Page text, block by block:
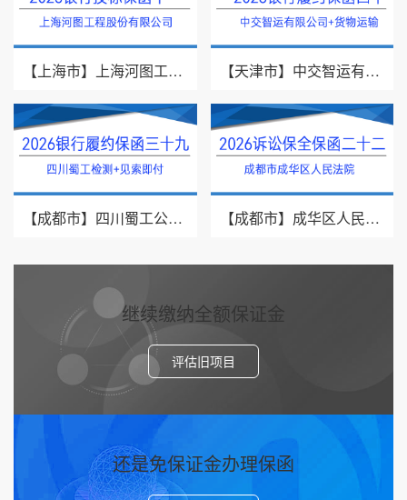
【上海市】上海河图工程股份有限公司/投标保函/2026银行投标保函十一 【天津市】中交智运有限公司/货物运输/2026年银行履约保函四十
【成都市】四川蜀工公路工程试验检测有限公司/2026年银行履约保函三十九 【成都市】成华区人民法院/借款纠纷/2026诉讼保全保函二十二
继续缴纳全额保证金
评估旧项目
还是免保证金办理保函